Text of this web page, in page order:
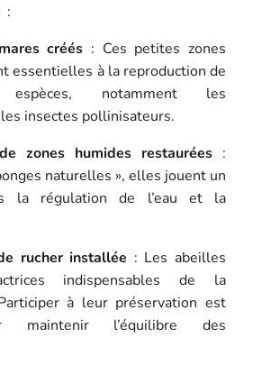
:
créés : Ces petites zones
essentielles à la reproduction de
espèces, notamment les
insectes pollinisateurs.
zones humides restaurées :
naturelles », elles jouent un
la régulation de l’eau et la
rucher installée : Les abeilles
indispensables de la
à leur préservation est
maintenir l’équilibre des